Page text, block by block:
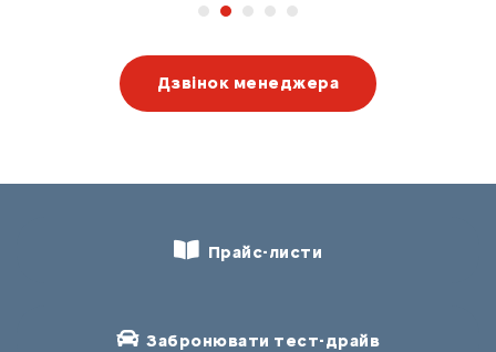
Дзвінок менеджера
Прайс-листи
Забронювати тест-драйв